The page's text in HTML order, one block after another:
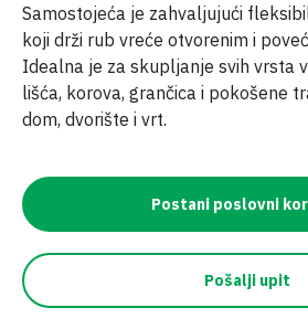
Samostojeća je zahvaljujući
koji drži rub vreće otvorenim i
Idealna je za skupljanje svih vrsta
lišća, korova, grančica i pokošene
dom, dvorište i vrt.
Postani poslovni
Pošalji upit